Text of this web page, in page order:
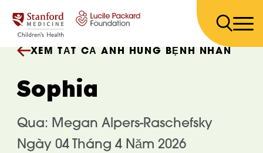
Bỏ qua nội dung
XEM TẤT CẢ ANH HÙNG BỆNH NHÂN
Sophia
Qua: Megan Alpers-Raschefsky
Ngày 04 Tháng 4 Năm 2026